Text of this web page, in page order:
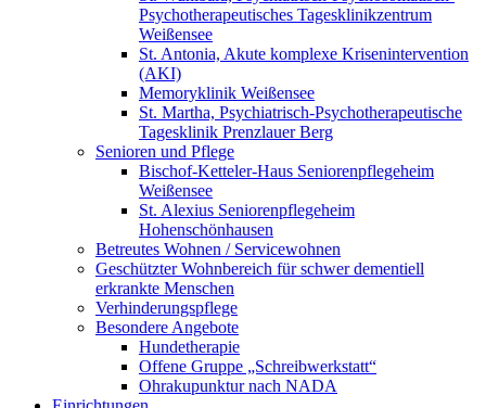
Psychotherapeutisches Tagesklinikzentrum
Weißensee
St. Antonia, Akute komplexe Krisenintervention
(AKI)
Memoryklinik Weißensee
St. Martha, Psychiatrisch-Psychotherapeutische
Tagesklinik Prenzlauer Berg
Senioren und Pflege
Bischof-Ketteler-Haus Seniorenpflegeheim
Weißensee
St. Alexius Seniorenpflegeheim
Hohenschönhausen
Betreutes Wohnen / Servicewohnen
Geschützter Wohnbereich für schwer dementiell
erkrankte Menschen
Verhinderungspflege
Besondere Angebote
Hundetherapie
Offene Gruppe „Schreibwerkstatt“
Ohrakupunktur nach NADA